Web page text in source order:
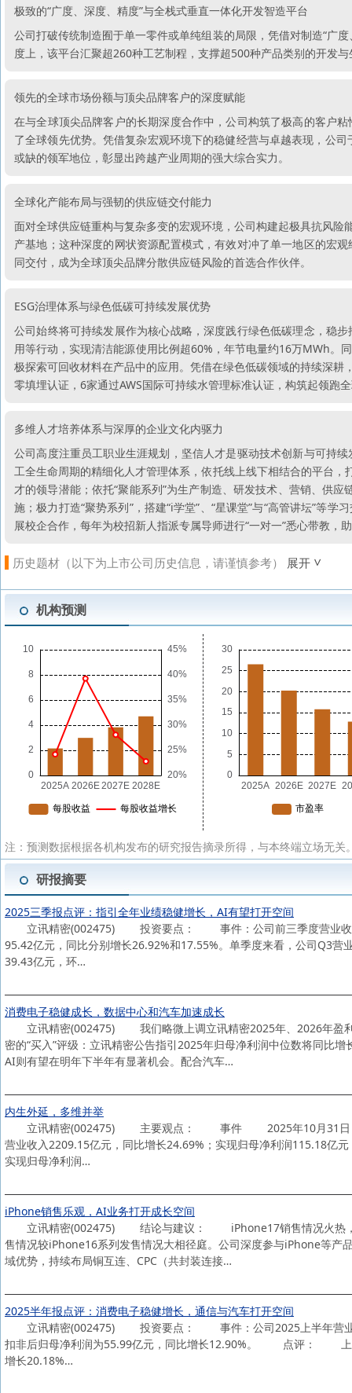
极致的“广度、深度、精度”与全栈式垂直一体化开发智造平台
公司打破传统制造囿于单一零件或单纯组装的局限，凭借对制造“广
度上，该平台汇聚超260种工艺制程，支撑超500种产品类别的开发
领先的全球市场份额与顶尖品牌客户的深度赋能
在与全球顶尖品牌客户的长期深度合作中，公司构筑了极高的客户
了全球领先优势。凭借复杂宏观环境下的稳健经营与卓越表现，公
或缺的领军地位，彰显出跨越产业周期的强大综合实力。
全球化产能布局与强韧的供应链交付能力
面对全球供应链重构与复杂多变的宏观环境，公司构建起极具抗风
产基地；这种深度的网状资源配置模式，有效对冲了单一地区的宏
同交付，成为全球顶尖品牌分散供应链风险的首选合作伙伴。
ESG治理体系与绿色低碳可持续发展优势
公司始终将可持续发展作为核心战略，深度践行绿色低碳理念，稳
用等行动，实现清洁能源使用比例超60%，年节电量约16万MWh。
极探索可回收材料在产品中的应用。凭借在绿色低碳领域的持续深
零填埋认证，6家通过AWS国际可持续水管理标准认证，构筑起领跑
多维人才培养体系与深厚的企业文化内驱力
公司高度注重员工职业生涯规划，坚信人才是驱动技术创新与可持
工全生命周期的精细化人才管理体系，依托线上线下相结合的平台
才的领导潜能；依托“聚能系列”为生产制造、研发技术、营销、供
施；极力打造“聚势系列”，搭建“i学堂”、“星课堂”与“高管讲坛”等
展校企合作，每年为校招新人指派专属导师进行“一对一”悉心带教，
历史题材（以下为上市公司历史信息，请谨慎参考） 展开
机构预测
注：预测数据根据各机构发布的研究报告摘录所得，与本终端立场无
研报摘要
2025三季报点评：指引全年业绩稳健增长，AI有望打开空间
立讯精密(002475) 投资要点： 事件：公司前三季度营业收入
95.42亿元，同比分别增长26.92%和17.55%。单季度来看，公司Q3
39.43亿元，环…
消费电子稳健成长，数据中心和汽车加速成长
立讯精密(002475) 我们略微上调立讯精密2025年、2026年盈利
密的“买入”评级：立讯精密公告指引2025年归母净利润中位数将同比
AI则有望在明年下半年有显著机会。配合汽车…
内生外延，多维并举
立讯精密(002475) 主要观点： 事件 2025年10月31日，立讯
营业收入2209.15亿元，同比增长24.69%；实现归母净利润115.18亿
实现归母净利润…
iPhone销售乐观，AI业务打开成长空间
立讯精密(002475) 结论与建议： iPhone17销售情况火热，京
售情况较iPhone16系列发售情况大相径庭。公司深度参与iPhone等产
域优势，持续布局铜互连、CPC（共封装连接…
2025半年报点评：消费电子稳健增长，通信与汽车打开空间
立讯精密(002475) 投资要点： 事件：公司2025上半年营业收
扣非后归母净利润为55.99亿元，同比增长12.90%。 点评： 上半
增长20.18%…